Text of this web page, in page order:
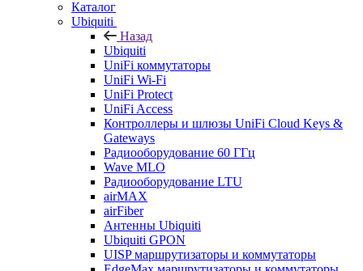
Каталог
Ubiquiti
Назад
Ubiquiti
UniFi коммутаторы
UniFi Wi-Fi
UniFi Protect
UniFi Access
Контроллеры и шлюзы UniFi Cloud Keys &
Gateways
Радиооборудование 60 ГГц
Wave MLO
Радиооборудование LTU
airMAX
airFiber
Антенны Ubiquiti
Ubiquiti GPON
UISP маршрутизаторы и коммутаторы